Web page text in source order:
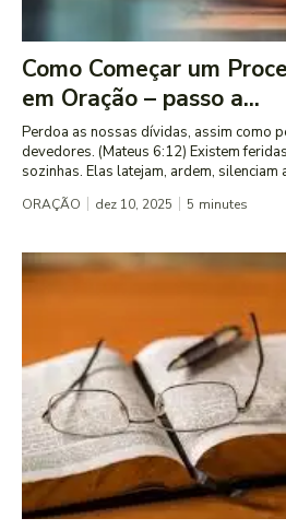
Como Começar um
em Oração – passo a...
Perdoa as nossas dívidas, assim como
devedores. (Mateus 6:12) Existem feridas que não cicatrizam
sozinhas. Elas latejam, ardem, silenciam
ORAÇÃO dez 10, 2025 5 minutes